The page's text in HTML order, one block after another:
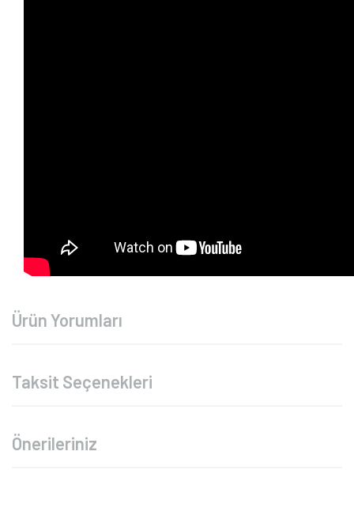
Ürün Yorumları
Taksit Seçenekleri
Önerileriniz